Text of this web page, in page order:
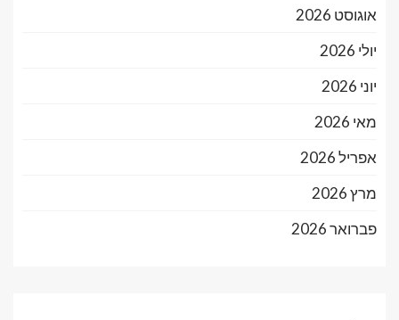
אוגוסט 2026
יולי 2026
יוני 2026
מאי 2026
אפריל 2026
מרץ 2026
פברואר 2026